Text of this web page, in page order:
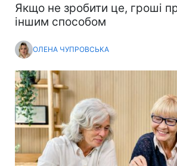
Якщо не зробити це, гроші
іншим способом
ОЛЕНА ЧУПРОВСЬКА